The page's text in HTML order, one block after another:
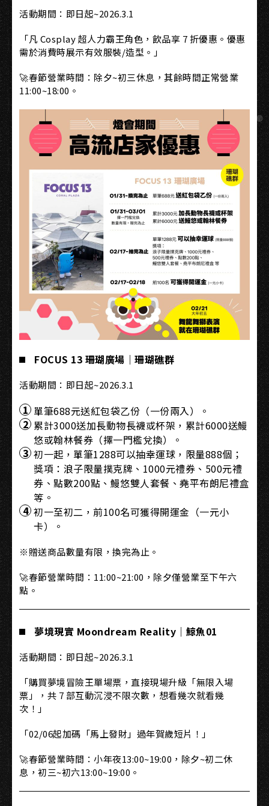
活動期間：即日起~2026.3.1
「凡 Cosplay 超人力霸王角色，飲品享 7 折優惠。優惠
需於消費時展示有效服裝/造型。」
🚀春節營業時間：除夕~初三休息，其餘時間正常營業
11:00~18:00。
FOCUS 13 珊瑚廣場｜珊瑚礁群
活動期間：即日起~2026.3.1
單筆688元送紅包袋乙份（一份兩入）。
累計3000送加長動物長襪或杯架，累計6000送鰻
悠或翰林餐券（擇一門檻兌換）。
初一起，單筆1288可以抽幸運球，限量888個；
獎項：浪子限量撲克牌、1000元禮券、500元禮
券、點數200點、鰻悠雙人套餐、堯平布朗尼禮盒
等。
初一至初二，前100名可獲得開運金（一元小
卡）。
※贈送商品數量有限，換完為止。
🚀春節營業時間：11:00~21:00，除夕僅營業至下午六
點。
夢境現實 Moondream Reality｜鯨魚01
活動期間：即日起~2026.3.1
「購買夢境冒險王單場票，直接現場升級「無限入場
票」，共 7 部互動沉浸不限次數，想看幾次就看幾
次！」
「02/06起加碼「馬上發財」過年賀歲短片！」
🚀春節營業時間：小年夜13:00~19:00，除夕~初二休
息，初三~初六13:00~19:00。